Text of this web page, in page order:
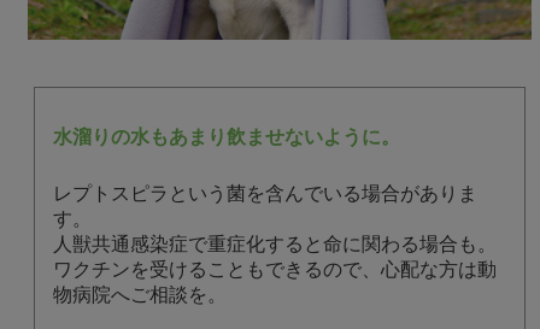
水溜りの水もあまり飲ませないように。
レプトスピラという菌を含んでいる場合がありま
す。
人獣共通感染症で重症化すると命に関わる場合も。
ワクチンを受けることもできるので、心配な方は動
物病院へご相談を。